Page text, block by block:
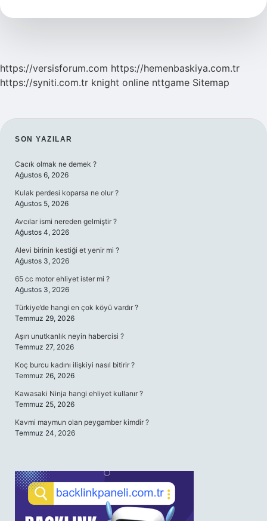
Çoğaltılır
https://versisforum.com https://hemenbaskiya.com.tr
https://syniti.com.tr knight online nttgame Sitemap
SIDEBAR
SON YAZILAR
Cacık olmak ne demek ?
Ağustos 6, 2026
Kulak perdesi koparsa ne olur ?
Ağustos 5, 2026
Avcılar ismi nereden gelmiştir ?
Ağustos 4, 2026
Alevi birinin kestiği et yenir mi ?
Ağustos 3, 2026
65 cc motor ehliyet ister mi ?
Ağustos 3, 2026
Türkiye’de hangi en çok köyü vardır ?
Temmuz 29, 2026
Aşırı unutkanlık neyin habercisi ?
Temmuz 27, 2026
Koç burcu kadını ilişkiyi nasıl bitirir ?
Temmuz 26, 2026
Kawasaki Ninja hangi ehliyet kullanır ?
Temmuz 25, 2026
Kavmi maymun olan peygamber kimdir ?
Temmuz 24, 2026